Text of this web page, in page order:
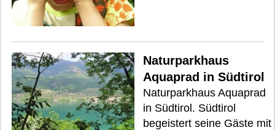
Naturparkhaus
Aquaprad in Südtirol
Naturparkhaus Aquaprad
in Südtirol. Südtirol
begeistert seine Gäste mit